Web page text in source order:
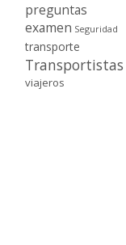
preguntas
examen Seguridad
transporte
Transportistas
viajeros